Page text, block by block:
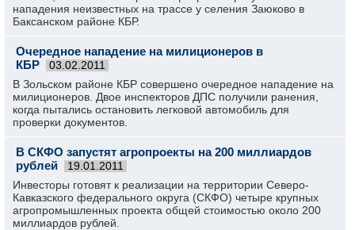
нападения неизвестных на трассе у селения Заюково в
Баксанском районе КБР.
Очередное нападение на милиционеров в
КБР
03.02.2011
В Зольском районе КБР совершено очередное нападение на
милиционеров. Двое инспекторов ДПС получили ранения,
когда пытались остановить легковой автомобиль для
проверки документов.
В СКФО запустят агропроекты на 200 миллиардов
рублей
19.01.2011
Инвесторы готовят к реализации на территории Северо-
Кавказского федерального округа (СКФО) четыре крупных
агропромышленных проекта общей стоимостью около 200
миллиардов рублей.